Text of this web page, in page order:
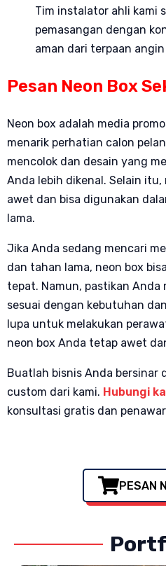
Tim instalator ahli kami
pemasangan dengan
aman dari terpaan
Pesan Neon Box
Neon box adalah media
menarik perhatian calon
mencolok dan desain yang
Anda lebih dikenal. Selain
awet dan bisa digunakan
lama.
Jika Anda sedang mencari
dan tahan lama, neon box
tepat. Namun, pastikan Anda
sesuai dengan kebutuhan
lupa untuk melakukan
neon box Anda tetap awet
Buatlah bisnis Anda bersinar
custom dari kami. Hubungi
konsultasi gratis dan
PESAN